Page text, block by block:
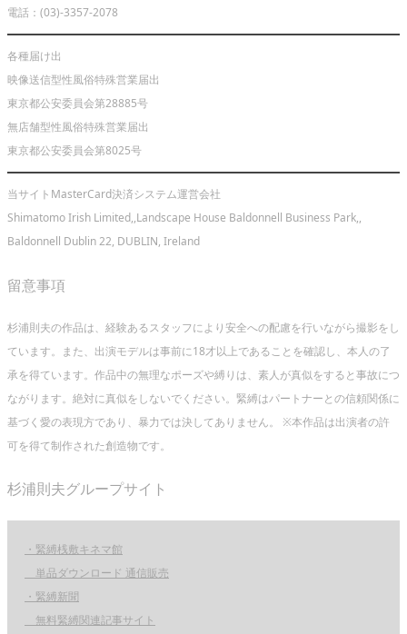
電話：(03)-3357-2078
各種届け出
映像送信型性風俗特殊営業届出
東京都公安委員会第28885号
無店舗型性風俗特殊営業届出
東京都公安委員会第8025号
当サイトMasterCard決済システム運営会社
Shimatomo Irish Limited,,Landscape House Baldonnell Business Park,,
Baldonnell Dublin 22, DUBLIN, Ireland
留意事項
杉浦則夫の作品は、経験あるスタッフにより安全への配慮を行いながら撮影をし
ています。また、出演モデルは事前に18才以上であることを確認し、本人の了
承を得ています。作品中の無理なポーズや縛りは、素人が真似をすると事故につ
ながります。絶対に真似をしないでください。緊縛はパートナーとの信頼関係に
基づく愛の表現方であり、暴力では決してありません。 ※本作品は出演者の許
可を得て制作された創造物です。
杉浦則夫グループサイト
・緊縛桟敷キネマ館
単品ダウンロード 通信販売
・緊縛新聞
無料緊縛関連記事サイト